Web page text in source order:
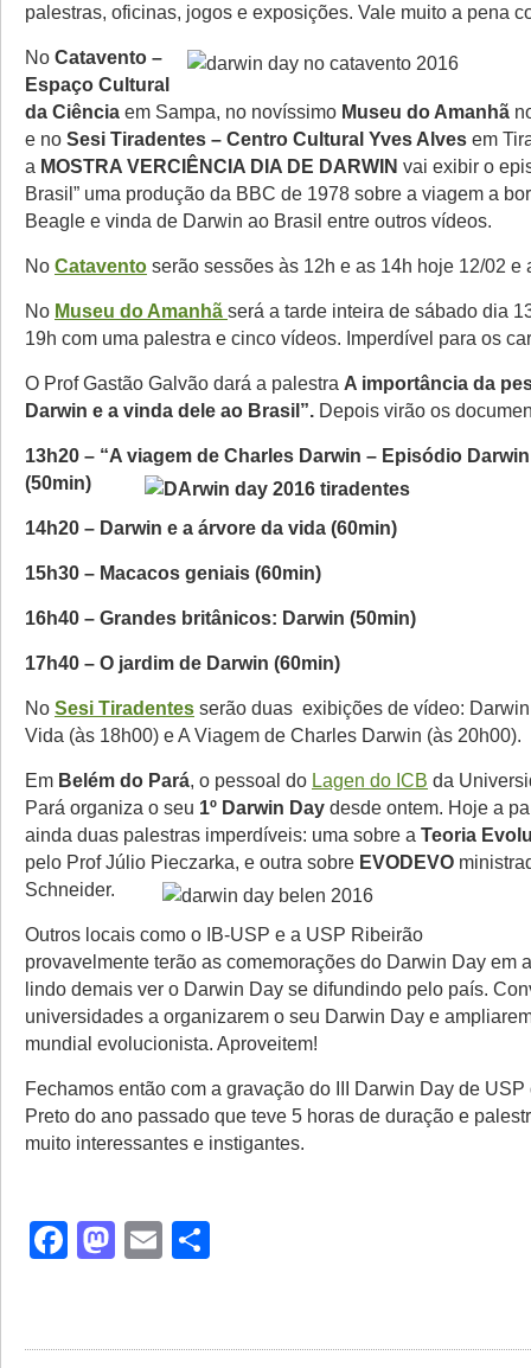
palestras, oficinas, jogos e exposições. Vale muito a pena
No Catavento –
Espaço Cultural
da Ciência em Sampa, no novíssimo Museu do Amanhã
e no Sesi Tiradentes – Centro Cultural Yves Alves em
a MOSTRA VERCIÊNCIA DIA DE DARWIN vai exibir o
Brasil” uma produção da BBC de 1978 sobre a viagem a
Beagle e vinda de Darwin ao Brasil entre outros vídeos.
No Catavento serão sessões às 12h e as 14h hoje 12/02 e
No Museu do Amanhã será a tarde inteira de sábado dia
19h com uma palestra e cinco vídeos. Imperdível para os
O Prof Gastão Galvão dará a palestra A importância da
Darwin e a vinda dele ao Brasil”. Depois virão os
13h20 – “A viagem de Charles Darwin – Episódio
(50min)
14h20 – Darwin e a árvore da vida (60min)
15h30 – Macacos geniais (60min)
16h40 – Grandes britânicos: Darwin (50min)
17h40 – O jardim de Darwin (60min)
No Sesi Tiradentes serão duas exibições de vídeo:
Vida (às 18h00) e A Viagem de Charles Darwin (às 20h00).
Em Belém do Pará, o pessoal do Lagen do ICB da
Pará organiza o seu 1º Darwin Day desde ontem. Hoje a
ainda duas palestras imperdíveis: uma sobre a Teoria
pelo Prof Júlio Pieczarka, e outra sobre EVODEVO
Schneider.
Outros locais como o IB-USP e a USP Ribeirão
provavelmente terão as comemorações do Darwin Day em
lindo demais ver o Darwin Day se difundindo pelo país.
universidades a organizarem o seu Darwin Day e
mundial evolucionista. Aproveitem!
Fechamos então com a gravação do III Darwin Day de
Preto do ano passado que teve 5 horas de duração e
muito interessantes e instigantes.
Facebook
Mastodon
Email